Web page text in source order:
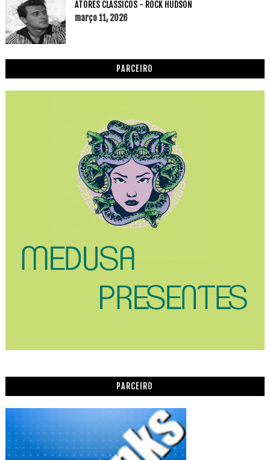
ATORES CLÁSSICOS - ROCK HUDSON
março 11, 2026
PARCEIRO
PARCEIRO